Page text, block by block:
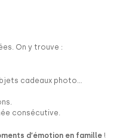
On y trouve :
cadeaux photo…
consécutive.
d’émotion en famille!